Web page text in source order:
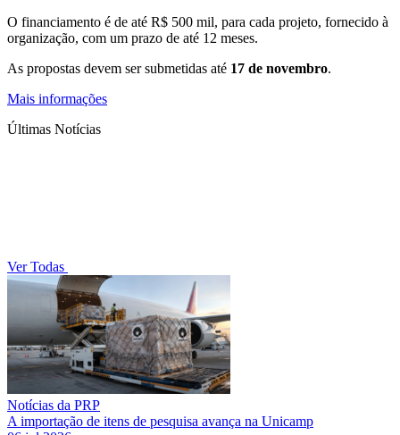
O financiamento é de até R$ 500 mil, para cada projeto, fornecido à
organização, com um prazo de até 12 meses.
As propostas devem ser submetidas até 17 de novembro.
Mais informações
Últimas Notícias
Ver Todas
Notícias da PRP
A importação de itens de pesquisa avança na Unicamp